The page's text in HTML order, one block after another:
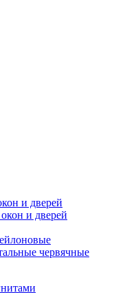
и дверей
и дверей
червячные